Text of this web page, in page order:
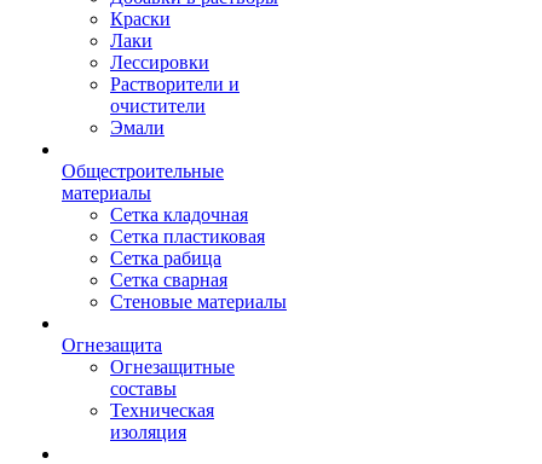
Краски
Лаки
Лессировки
Растворители и
очистители
Эмали
Общестроительные
материалы
Сетка кладочная
Сетка пластиковая
Сетка рабица
Сетка сварная
Стеновые материалы
Огнезащита
Огнезащитные
составы
Техническая
изоляция